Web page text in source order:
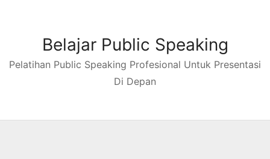
Belajar Public Speaking
Pelatihan Public Speaking Profesional Untuk Presentasi
Di Depan